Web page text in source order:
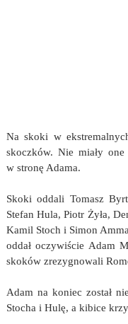
Na skoki w
skoczków. Nie miały
w stronę Adama.
Skoki oddali Tomasz
Stefan Hula, Piotr Żyła,
Kamil Stoch i Simon
oddał oczywiście Adam
skoków zrezygnowali
Adam na koniec został
Stocha i Hulę, a kibice